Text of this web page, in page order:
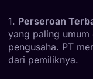
1. Perseroan
yang paling
pengusaha. PT
dari pemiliknya.